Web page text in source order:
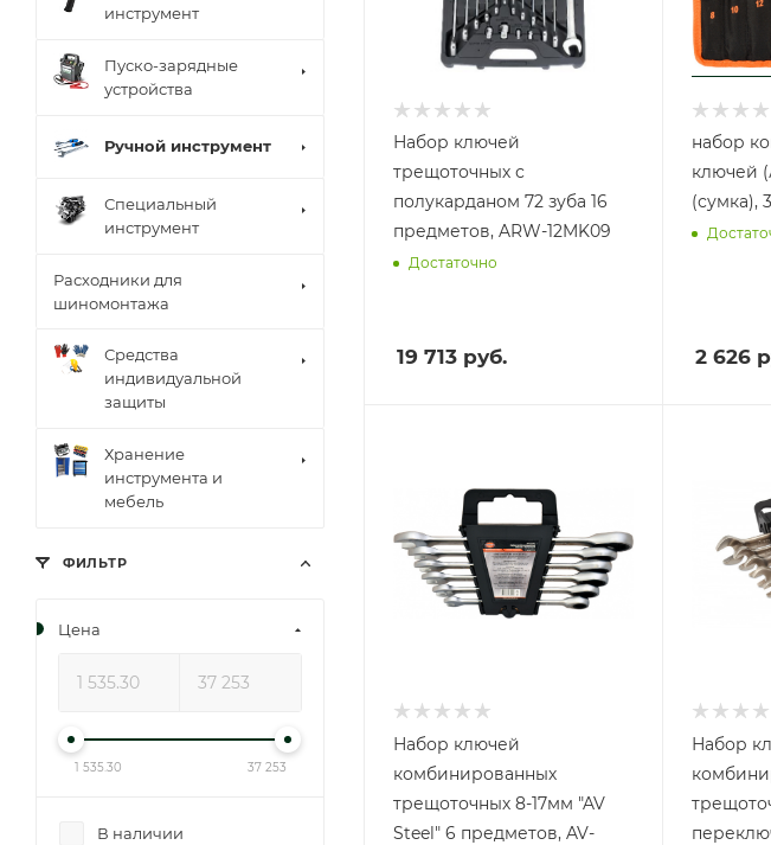
Набор ключей
трещоточных с
полукарданом 72 зуба 16
предметов, ARW-12MK09
Достаточно
19 713 руб.
набор
ключей
(сумка),
2 626
Набор ключей
комбинированных
трещоточных 8-17мм "AV
Steel" 6 предметов, AV-
Набор
инструмент
Пуско-зарядные
устройства
Ручной инструмент
Специальный
инструмент
Расходники для
шиномонтажа
Средства
индивидуальной
защиты
Хранение
инструмента и
мебель
ФИЛЬТР
Цена
1 535.30 37 253
В наличии